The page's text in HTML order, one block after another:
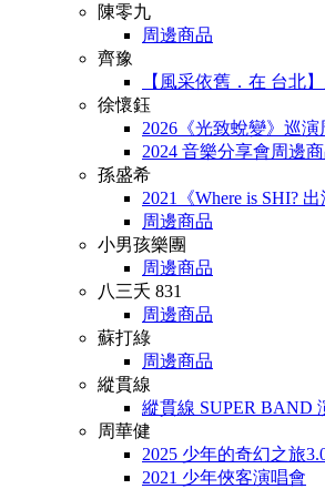
陳零九
周邊商品
齊豫
【風采依舊．在 台北
徐懷鈺
2026《光致蛻變》巡演
2024 音樂分享會周邊
孫盛希
2021《Where is SHI? 出
周邊商品
小男孩樂團
周邊商品
八三夭 831
周邊商品
蘇打綠
周邊商品
縱貫線
縱貫線 SUPER BAND
周華健
2025 少年的奇幻之旅
2021 少年俠客演唱會